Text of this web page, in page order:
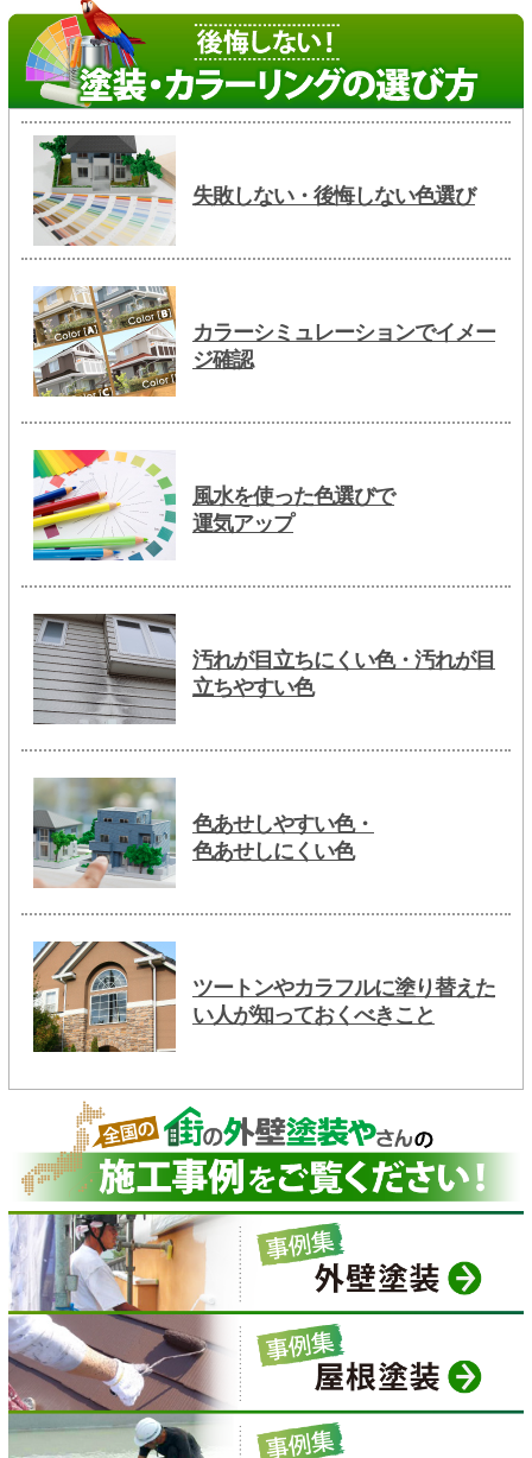
失敗しない・後悔しない色選び
カラーシミュレーションでイメー
ジ確認
風水を使った色選びで
運気アップ
汚れが目立ちにくい色・汚れが目
立ちやすい色
色あせしやすい色・
色あせしにくい色
ツートンやカラフルに塗り替えた
い人が知っておくべきこと